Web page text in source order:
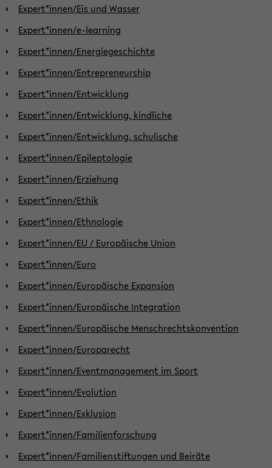
Expert*innen/Eis und Wasser
Expert*innen/e-learning
Expert*innen/Energiegeschichte
Expert*innen/Entrepreneurship
Expert*innen/Entwicklung
Expert*innen/Entwicklung, kindliche
Expert*innen/Entwicklung, schulische
Expert*innen/Epileptologie
Expert*innen/Erziehung
Expert*innen/Ethik
Expert*innen/Ethnologie
Expert*innen/EU / Europäische Union
Expert*innen/Euro
Expert*innen/Europäische Expansion
Expert*innen/Europäische Integration
Expert*innen/Europäische Menschrechtskonvention
Expert*innen/Europarecht
Expert*innen/Eventmanagement im Sport
Expert*innen/Evolution
Expert*innen/Exklusion
Expert*innen/Familienforschung
Expert*innen/Familienstiftungen und Beiräte